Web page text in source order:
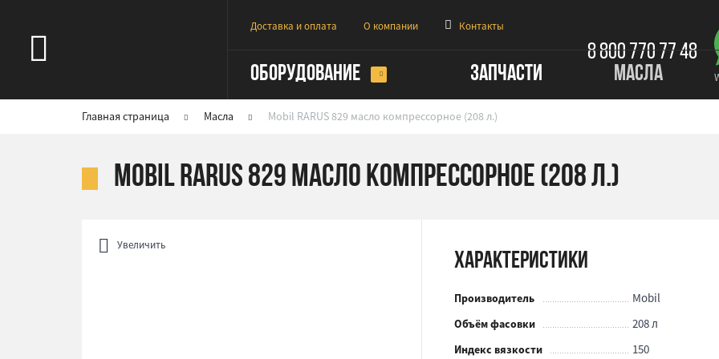
Доставка и оплата О компании Контакты
8 800 770 77 48
ОБОРУДОВАНИЕ ЗАПЧАСТИ МАСЛА
Главная страница Масла Mobil RARUS 829 масло компрессорное (208 л.)
Mobil RARUS 829 масло компрессорное (208 л.)
Увеличить
Характеристики
Производитель Mobil
Объём фасовки 208 л
Индекс вязкости 150